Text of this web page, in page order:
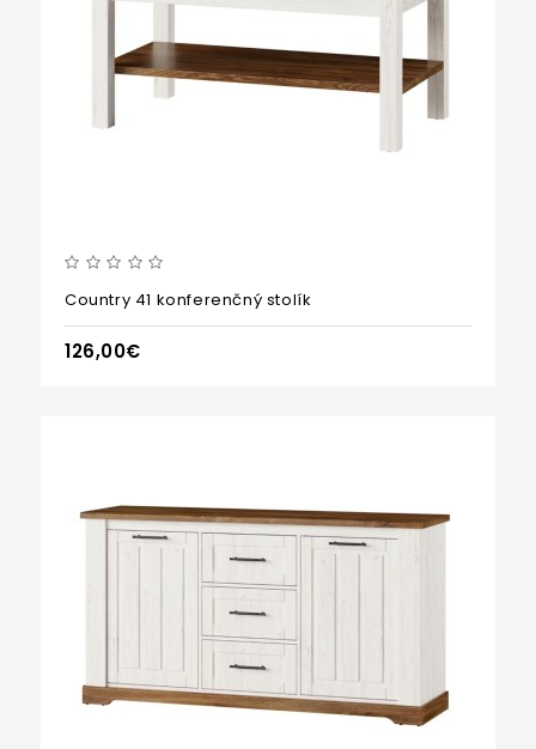
Country 41 konferenčný stolík
126,00€